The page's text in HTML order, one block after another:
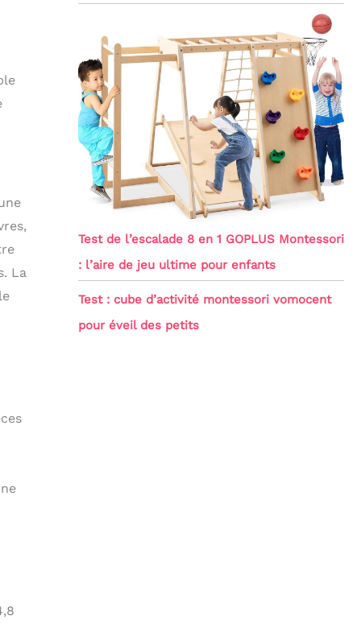
La
Test de l’escalade 8 en 1 GOPLUS Montessori
: l’aire de jeu ultime pour enfants
Test : cube d’activité montessori vomocent
pour éveil des petits